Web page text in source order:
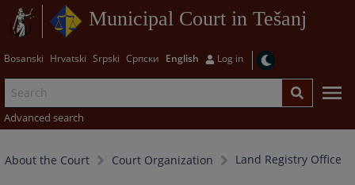
Municipal Court in Tešanj
Bosanski Hrvatski Srpski Српски English Log in
Advanced search
About the Court Court Organization Land Registry Office